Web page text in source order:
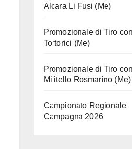
Alcara Li Fusi (Me)
Promozionale di Tiro
Tortorici (Me)
Promozionale di Tiro
Militello Rosmarino (Me)
Campionato Regionale
Campagna 2026